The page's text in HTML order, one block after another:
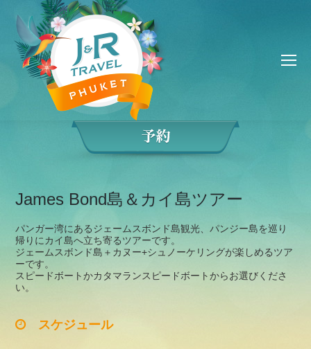
James Bond島＆カイ島ツアー
パンガー湾にあるジェームスボンド島観光、パンジー島を巡り
帰りにカイ島へ立ち寄るツアーです。
ジェームスボンド島＋カヌー+シュノーケリングが楽しめるツア
ーです。
スピードボートかカタマランスピードボートからお選びくださ
い。
スケジュール